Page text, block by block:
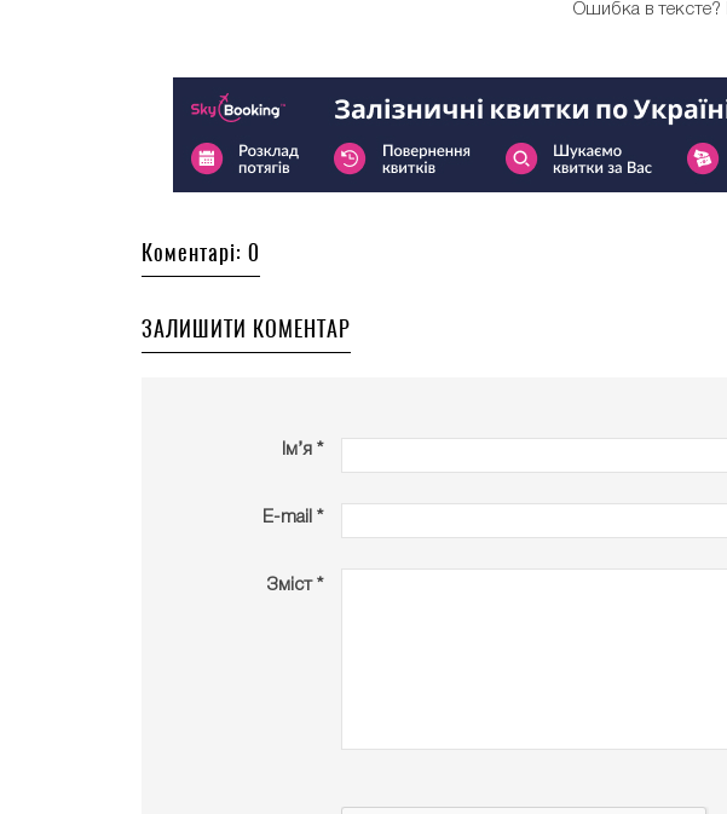
Ошибка в тексте?
Коментарі: 0
ЗАЛИШИТИ КОМЕНТАР
Ім’я *
E-mail *
Зміст *